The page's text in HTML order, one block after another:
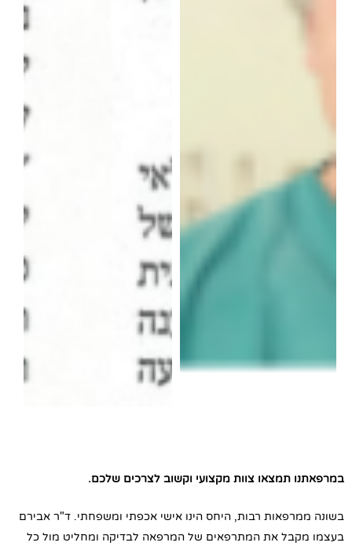
תמצאו צוות מקצועי וקשוב לצרכים שלכם.
רבות, היחס הינו אישי אכפתי ומשפחתי. ד"ר אבירם
את המתרפאים של המרפאה לבדיקה ומחליט מול כל